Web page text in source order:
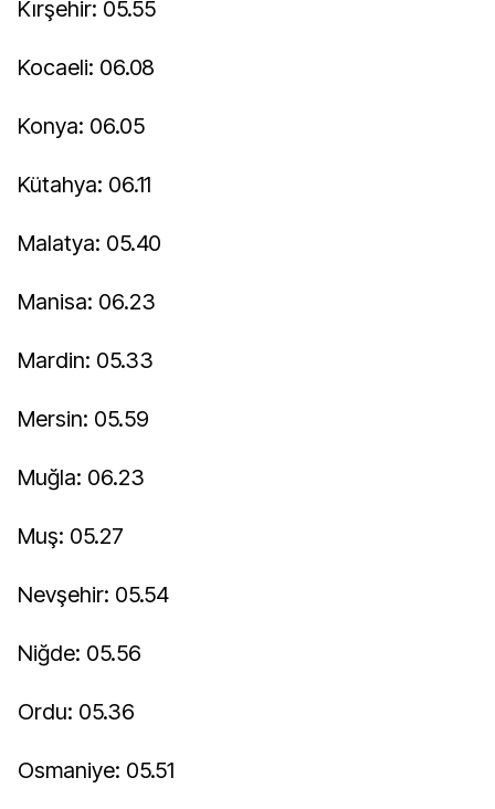
Kırşehir: 05.55
Kocaeli: 06.08
Konya: 06.05
Kütahya: 06.11
Malatya: 05.40
Manisa: 06.23
Mardin: 05.33
Mersin: 05.59
Muğla: 06.23
Muş: 05.27
Nevşehir: 05.54
Niğde: 05.56
Ordu: 05.36
Osmaniye: 05.51